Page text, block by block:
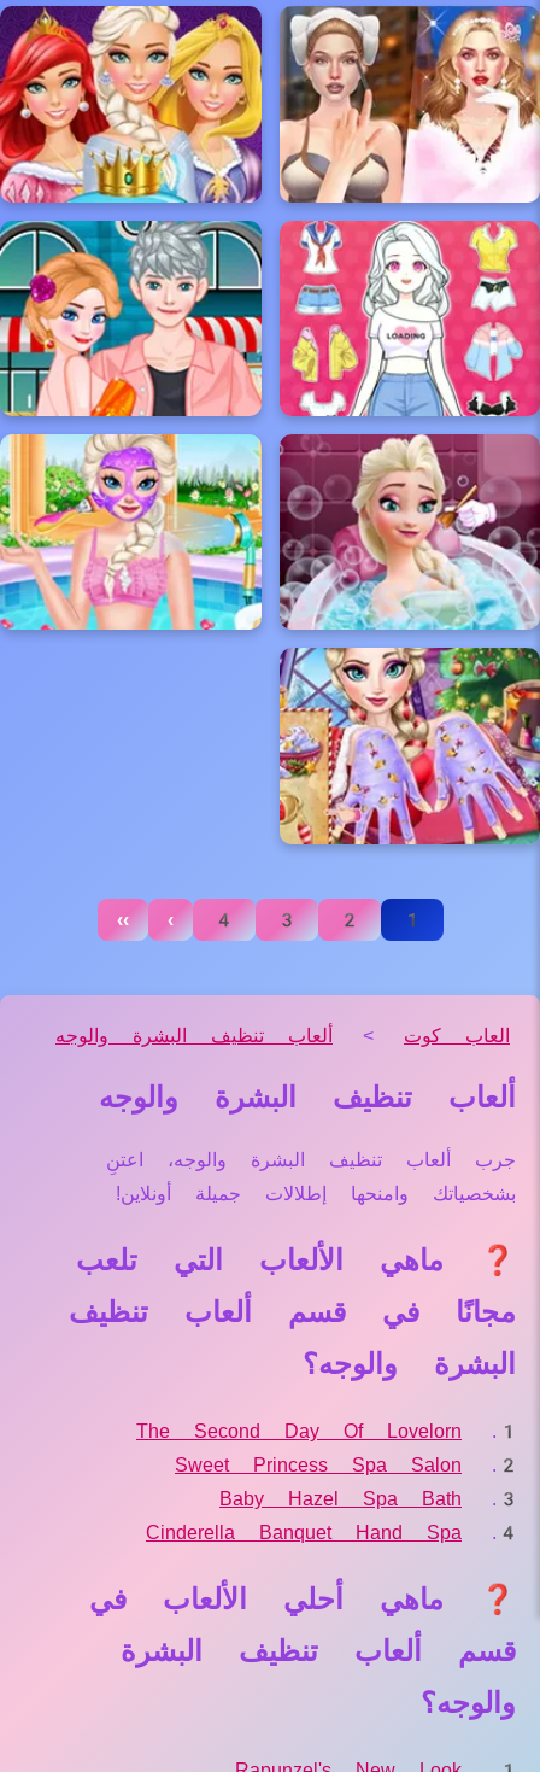
1
2
3
4
›
››
العاب كوت > ألعاب تنظيف البشرة والوجه
ألعاب تنظيف البشرة والوجه
جرب ألعاب تنظيف البشرة والوجه، اعتنِ
بشخصياتك وامنحها إطلالات جميلة أونلاين!
❓ ماهي الألعاب التي تلعب
مجانًا في قسم ألعاب تنظيف
البشرة والوجه؟
The Second Day Of Lovelorn
Sweet Princess Spa Salon
Baby Hazel Spa Bath
Cinderella Banquet Hand Spa
❓ ماهي أحلي الألعاب في
قسم ألعاب تنظيف البشرة
والوجه؟